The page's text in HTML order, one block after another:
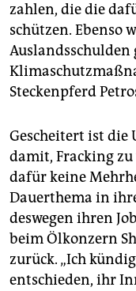
zahlen, die die
schützen. Ebenso
Auslandsschulden
Steckenpferd
Gescheitert ist
damit, Fracking
dafür keine
Dauerthema in
deswegen ihren
beim Ölkonzern
zurück. „Ich
entschieden, ihr